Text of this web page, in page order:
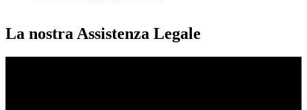
La nostra Assistenza Legale